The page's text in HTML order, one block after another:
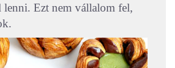
lenni. Ezt nem vállalom fel,